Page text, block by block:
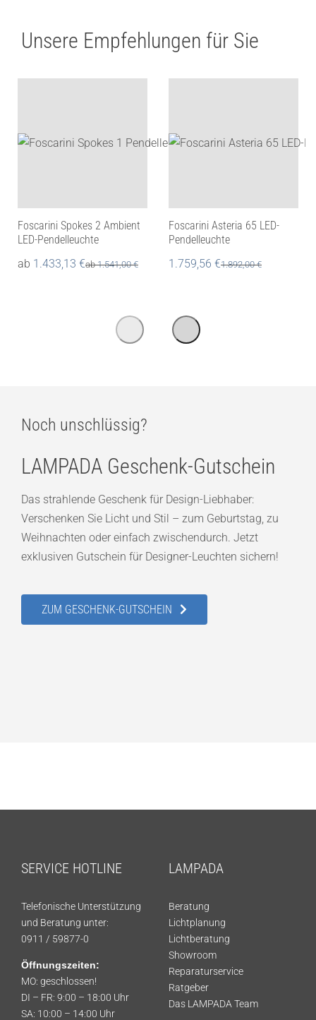
Unsere Empfehlungen für Sie
Foscarini Spokes 2 Ambient
LED-Pendelleuchte
ab 1.433,13 €ab1.541,00€
Foscarini Asteria 65 LED-
Pendelleuchte
1.759,56 €1.892,00€
Noch unschlüssig?
LAMPADA Geschenk-Gutschein
Das strahlende Geschenk für Design-Liebhaber:
Verschenken Sie Licht und Stil – zum Geburtstag, zu
Weihnachten oder einfach zwischendurch. Jetzt
exklusiven Gutschein für Designer-Leuchten sichern!
ZUM GESCHENK-GUTSCHEIN
SERVICE HOTLINE
Telefonische Unterstützung
und Beratung unter:
0911 / 59877-0
Öffnungszeiten:
MO: geschlossen!
DI – FR: 9:00 – 18:00 Uhr
SA: 10:00 – 14:00 Uhr
LAMPADA
Beratung
Lichtplanung
Lichtberatung
Showroom
Reparaturservice
Ratgeber
Das LAMPADA Team